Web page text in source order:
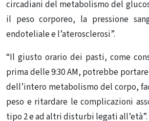
circadiani del metabolismo del
il peso corporeo, la pressione
endoteliale e l’aterosclerosi”.
“Il giusto orario dei pasti, come
prima delle 9:30 AM, potrebbe
dell’intero metabolismo del corpo,
peso e ritardare le complicazioni
tipo 2 e ad altri disturbi legati all’età”.